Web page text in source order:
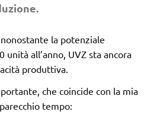
la potenziale
all’anno, UVZ sta ancora
produttiva.
che coincide con la mia
tempo: